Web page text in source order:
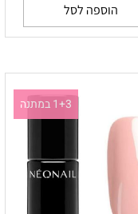
הוספה לסל
1+3 במתנה